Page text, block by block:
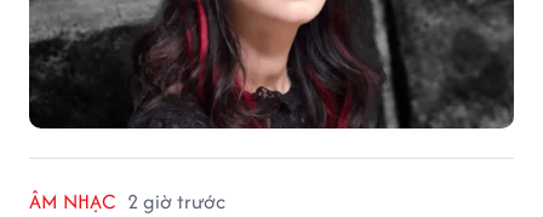
ÂM NHẠC 2 giờ trước